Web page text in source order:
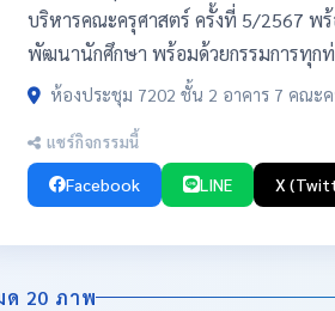
บริหารคณะครุศาสตร์ ครั้งที่ 5/2567 พ
พัฒนานักศึกษา พร้อมด้วยกรรมการทุก
ห้องประชุม 7202 ชั้น 2 อาคาร 7 คณะ
แชร์กิจกรรมนี้
Facebook LINE X
20 ภาพ